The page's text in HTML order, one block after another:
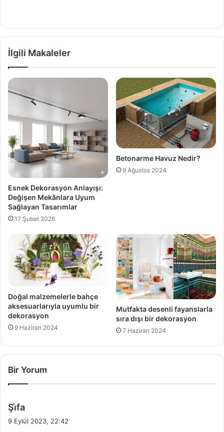
İlgili Makaleler
Esnek Dekorasyon Anlayışı:
Değişen Mekânlara Uyum
Sağlayan Tasarımlar
17 Şubat 2026
Betonarme Havuz Nedir?
9 Ağustos 2024
Doğal malzemelerle bahçe
aksesuarlarıyla uyumlu bir
dekorasyon
9 Haziran 2024
Mutfakta desenli fayanslarla
sıra dışı bir dekorasyon
7 Haziran 2024
Bir Yorum
Şi̇fa
9 Eylül 2023, 22:42